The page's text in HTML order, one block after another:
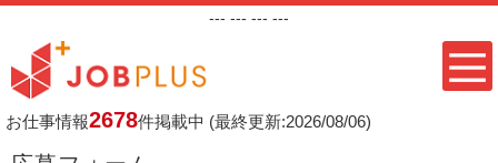
--- --- --- ---
お仕事情報2678件掲載中 (最終更新:2026/08/06)